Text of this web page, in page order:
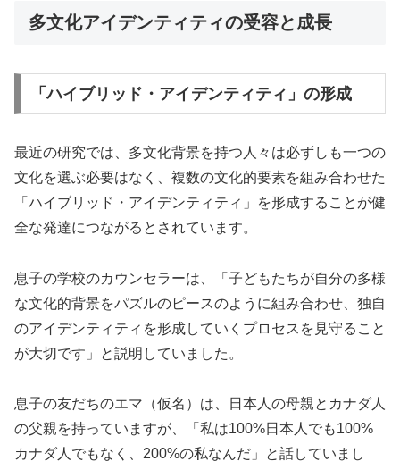
多文化アイデンティティの受容と成長
「ハイブリッド・アイデンティティ」の形成
最近の研究では、多文化背景を持つ人々は必ずしも一つの
文化を選ぶ必要はなく、複数の文化的要素を組み合わせた
「ハイブリッド・アイデンティティ」を形成することが健
全な発達につながるとされています。
息子の学校のカウンセラーは、「子どもたちが自分の多様
な文化的背景をパズルのピースのように組み合わせ、独自
のアイデンティティを形成していくプロセスを見守ること
が大切です」と説明していました。
息子の友だちのエマ（仮名）は、日本人の母親とカナダ人
の父親を持っていますが、「私は100%日本人でも100%
カナダ人でもなく、200%の私なんだ」と話していまし